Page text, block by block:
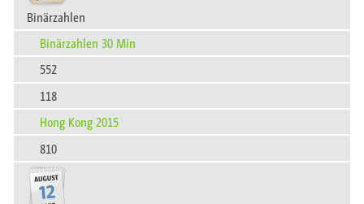
Binärzahlen
Binärzahlen 30 Min
552
118
Hong Kong 2015
810